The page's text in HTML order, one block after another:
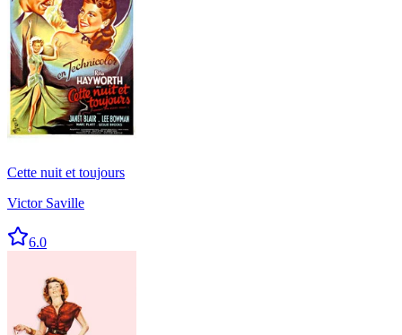
Cette nuit et toujours
Victor Saville
6.0